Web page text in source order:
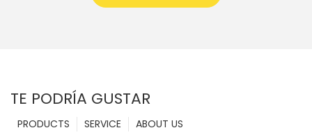
TE PODRÍA GUSTAR
ABOUT US
SERVICE
PRODUCTS